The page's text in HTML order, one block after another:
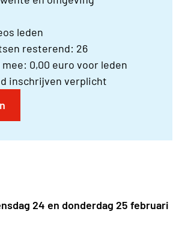
leden
resterend: 26
mee: 0,00 euro voor leden
inschrijven verplicht
24 en donderdag 25 februari